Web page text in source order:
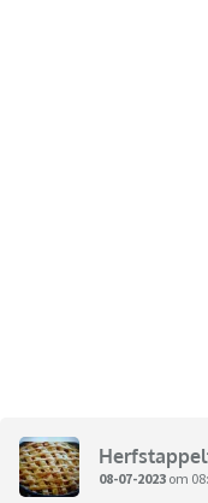
08-07-2023 om